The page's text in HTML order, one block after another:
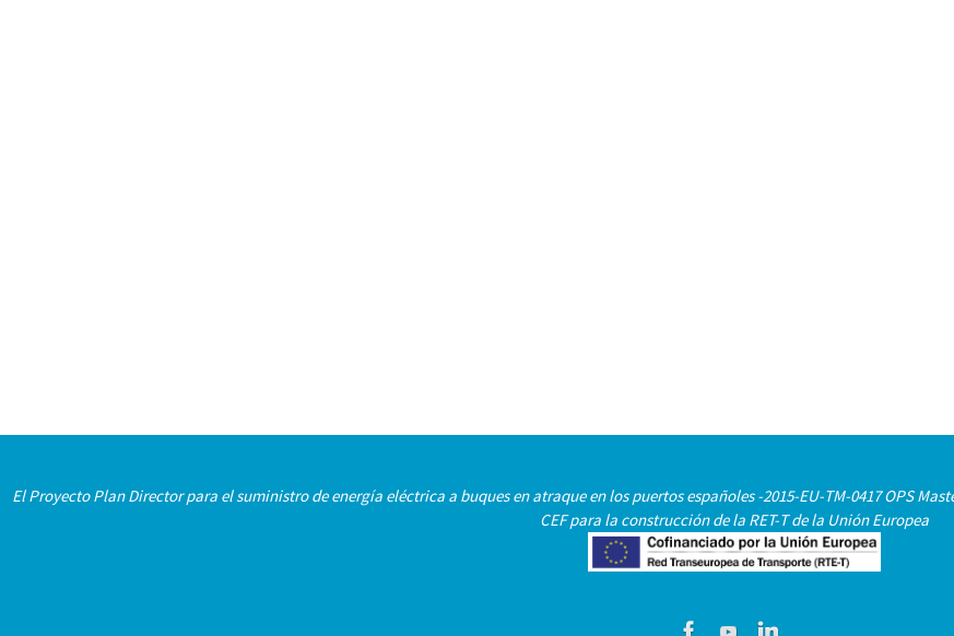
El Proyecto Plan Director para el suministro de energía eléctrica a buques en atraque en los puertos españoles -2015-EU-TM-0417 OPS
CEF para la construcción de la RET-T de la Unión Europea